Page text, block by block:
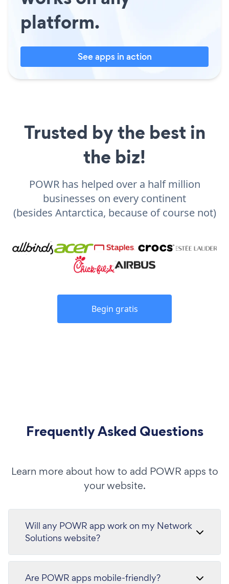
platform.
See apps in action
Trusted by the best in
the biz!
POWR has helped over a half million
businesses on every continent
(besides Antarctica, because of course not)
Begin gratis
Frequently Asked Questions
Learn more about how to add POWR apps to
your website.
Will any POWR app work on my Network
Solutions website?
Are POWR apps mobile-friendly?